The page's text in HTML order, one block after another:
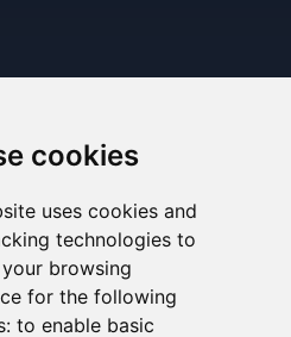
cookies
uses cookies and
technologies to
browsing
for the following
to enable basic